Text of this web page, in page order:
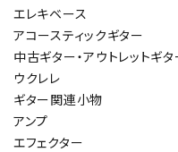
エレキベース
アコースティックギター
中古ギター・アウトレットギタ
ウクレレ
ギター関連小物
アンプ
エフェクター